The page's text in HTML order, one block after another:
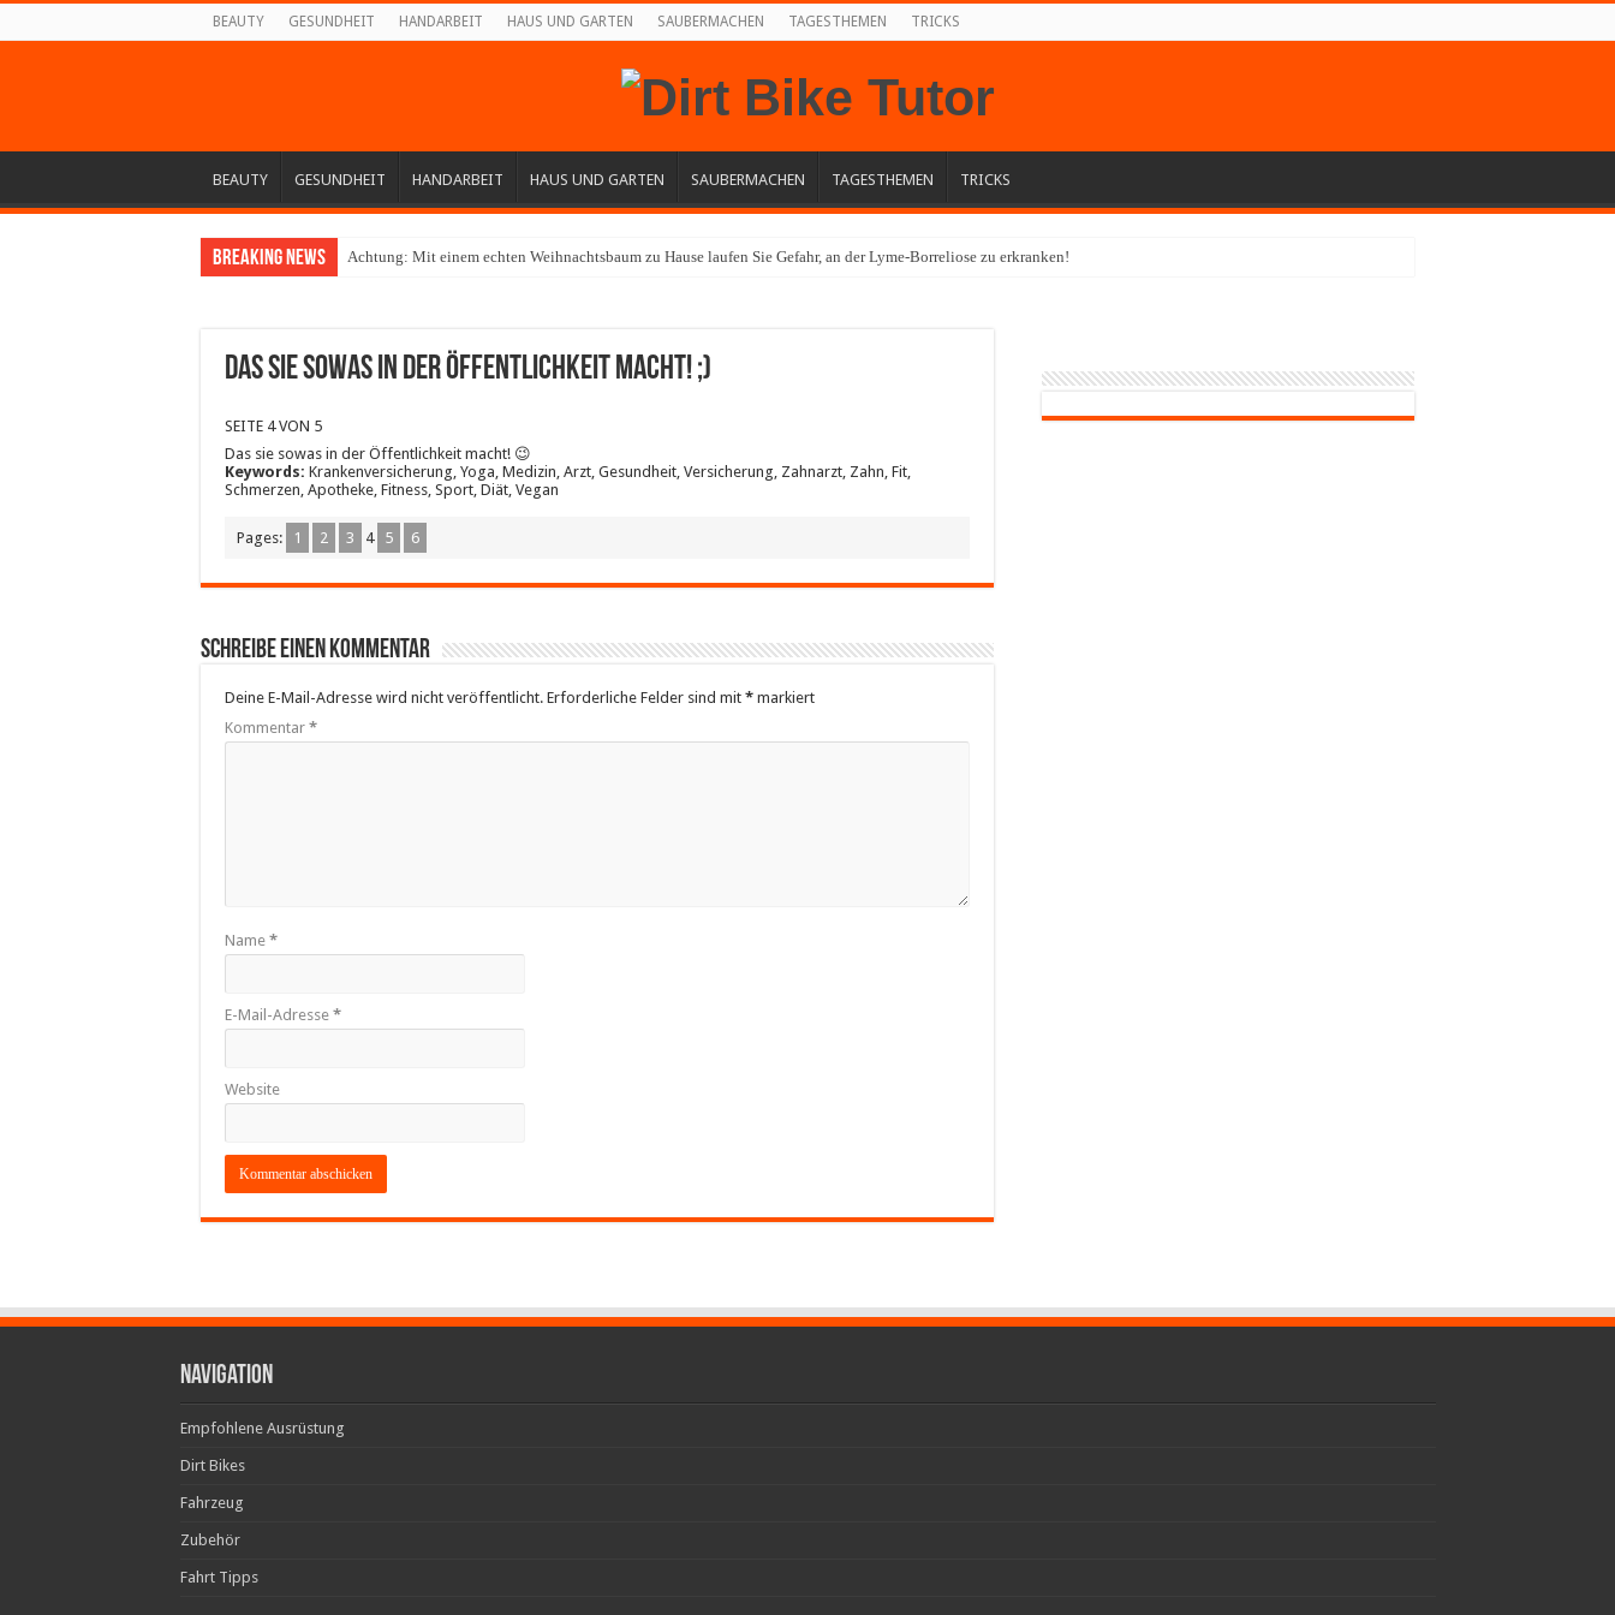
BEAUTY GESUNDHEIT HANDARBEIT HAUS UND GARTEN SAUBERMACHEN TAGESTHEMEN TRICKS
BEAUTY GESUNDHEIT HANDARBEIT HAUS UND GARTEN SAUBERMACHEN TAGESTHEMEN TRICKS
Breaking News Achtung: Mit einem echten Weihnachtsbaum zu Hause laufen Sie Gefahr, an der Lyme-Borreliose zu erkranken!
Das sie sowas in der Öffentlichkeit macht! ;)
SEITE 4 VON 5
Das sie sowas in der Öffentlichkeit macht! 😉
Keywords: Krankenversicherung, Yoga, Medizin, Arzt, Gesundheit, Versicherung, Zahnarzt, Zahn, Fit,
Schmerzen, Apotheke, Fitness, Sport, Diät, Vegan
Pages: 1 2 3 4 5 6
Schreibe einen Kommentar
Deine E-Mail-Adresse wird nicht veröffentlicht. Erforderliche Felder sind mit * markiert
Kommentar *
Name *
E-Mail-Adresse *
Website
Navigation
Empfohlene Ausrüstung
Dirt Bikes
Fahrzeug
Zubehör
Fahrt Tipps